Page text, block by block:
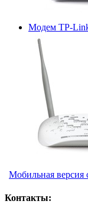
Модем TP-
Мобильная версия
Контакты: